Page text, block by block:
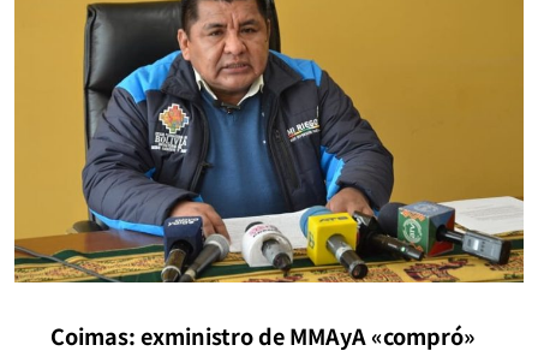
Coimas: exministro de MMAyA «compró»